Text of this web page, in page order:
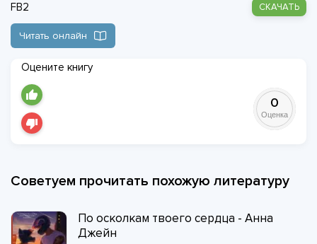
FB2 СКАЧАТЬ
Читать онлайн
Оцените книгу
0
Оценка
Советуем прочитать похожую литературу
По осколкам твоего сердца - Анна
Джейн